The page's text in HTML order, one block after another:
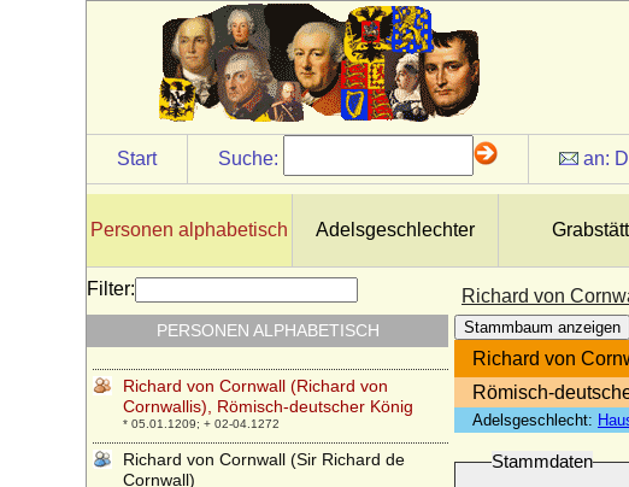
Start Suche: an:
Personen alphabetisch Adelsgeschlechter
Richard von
Stammbaum anzeigen
Richard von
Römisch-
Adelsgeschlecht:
Stammdaten
Filter:
PERSONEN ALPHABETISCH
Richard III. de Normandie
* 1000; + 06.08.1027
Richard III. von England
* 02.10.1452; + 22.08.1485
Richard Maria von Maubeuge, Dr. jur.
* 12.08.1820; + 07.02.1894
Richard Neville (Warwick the Kingmaker,
* 22.11.1428; + 14.04.1471
* 21.09.1411; + 30.12.1460
Richard Plantagenet von Conisburgh
(Richard of Conisburgh)
* 1375; + 05.08.1415
Richard von Cornwall (Richard von
Cornwallis), Römisch-deutscher König
* 05.01.1209; + 02-04.1272
Richard von Cornwall (Sir Richard de
Cornwall)